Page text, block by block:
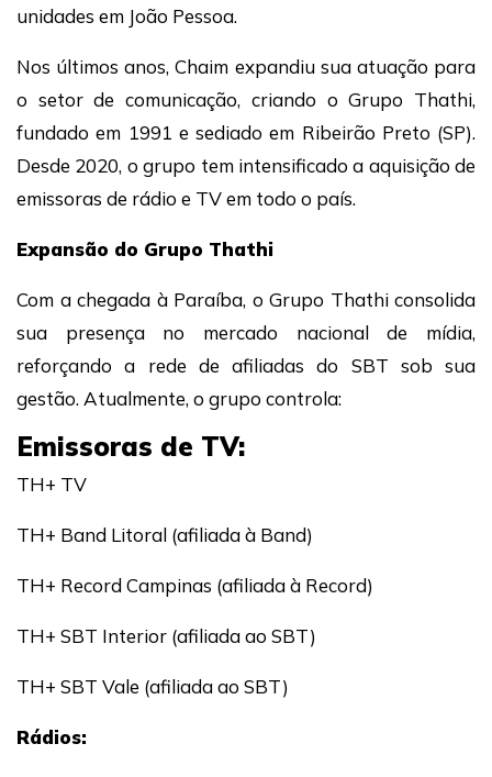
unidades em João Pessoa.
Nos últimos anos, Chaim expandiu sua atuação para
o setor de comunicação, criando o Grupo Thathi,
fundado em 1991 e sediado em Ribeirão Preto (SP).
Desde 2020, o grupo tem intensificado a aquisição de
emissoras de rádio e TV em todo o país.
Expansão do Grupo Thathi
Com a chegada à Paraíba, o Grupo Thathi consolida
sua presença no mercado nacional de mídia,
reforçando a rede de afiliadas do SBT sob sua
gestão. Atualmente, o grupo controla:
Emissoras de TV:
TH+ TV
TH+ Band Litoral (afiliada à Band)
TH+ Record Campinas (afiliada à Record)
TH+ SBT Interior (afiliada ao SBT)
TH+ SBT Vale (afiliada ao SBT)
Rádios: